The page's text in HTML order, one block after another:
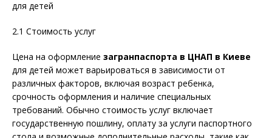
для детей
2.1 Стоимость услуг
Цена на оформление загранпаспорта в ЦНАП в Киеве
для детей может варьироваться в зависимости от
различных факторов, включая возраст ребенка,
срочность оформления и наличие специальных
требований. Обычно стоимость услуг включает
государственную пошлину, оплату за услуги паспортного